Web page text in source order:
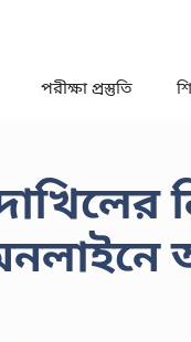
পরীক্ষা প্রস্তুতি